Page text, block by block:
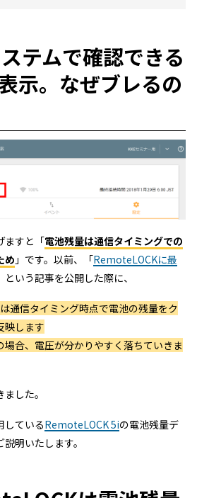
テムで確認できる
示。なぜブレるの
ますと「電池残量は通信タイミングでの
め 」です。以前、「RemoteLOCKに最
という記事を公開した際に、
通信タイミング時点で電池の残量をク
映します
場合、電圧が分かりやすく落ちていきま
した。
しているRemoteLOCK 5iの電池残量デ
明いたします。
リットを解説！
を読む
導入するメリット
さまの声
用におすすめの記事３選
宿泊施設におすすめのPMS 4選
に導入するスマートロックの選び方
を使った宿泊施設のキーレス化と